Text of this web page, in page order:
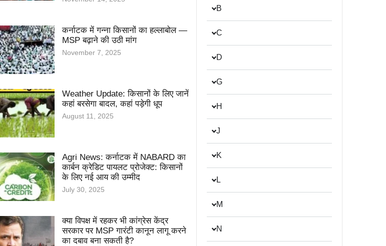
कर्नाटक में गन्ना किसानों का हल्लाबोल —
MSP बढ़ाने की उठी मांग
November 7, 2025
Weather Update: किसानों के लिए जानें
कहां बरसेगा बादल, कहां पड़ेगी धूप
August 11, 2025
Agri News: कर्नाटक में NABARD का
कार्बन क्रेडिट पायलट प्रोजेक्ट: किसानों
के लिए नई आय की उम्मीद
July 30, 2025
क्या विपक्ष में रहकर भी कांग्रेस केंद्र
सरकार पर MSP गारंटी कानून लागू करने
का दबाव बना सकती है?
B
C
D
G
H
J
K
L
M
N